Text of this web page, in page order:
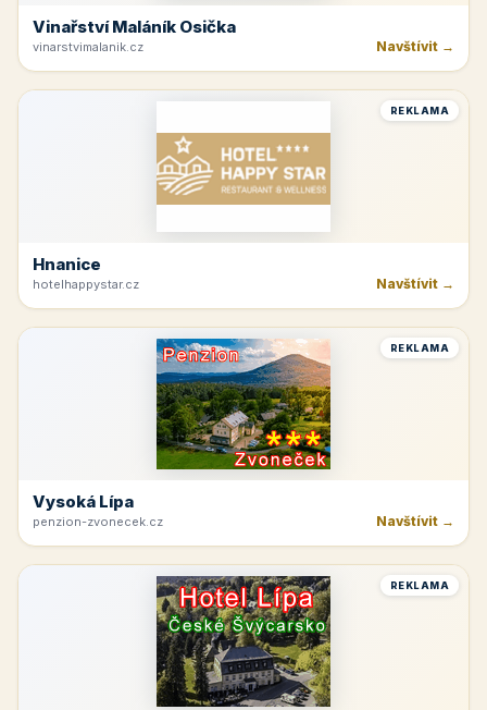
Vinařství Maláník Osička
vinarstvimalanik.cz Navštívit →
REKLAMA
Hnanice
hotelhappystar.cz Navštívit →
REKLAMA
Vysoká Lípa
penzion-zvonecek.cz Navštívit →
REKLAMA